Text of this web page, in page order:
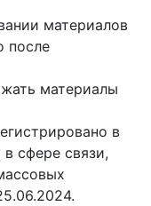
материалов
после
материалы
в
сфере связи,